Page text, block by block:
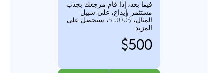
فيما بعد، إذا قام مرجعك بجذب
مستثمر بإيداع، على سبيل
المثال، $5 000، ستحصل على
المزيد
$500